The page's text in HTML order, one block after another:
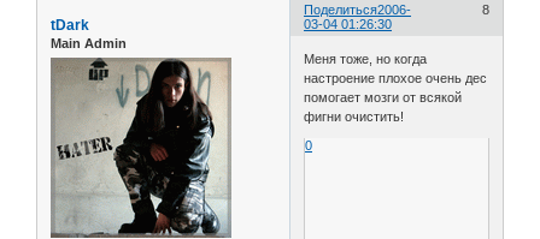
Поделиться 8
2006-
03-04 01:26:30
tDark
Main Admin
Меня тоже, но когда
настроение плохое очень дес
помогает мозги от всякой
фигни очистить!
0